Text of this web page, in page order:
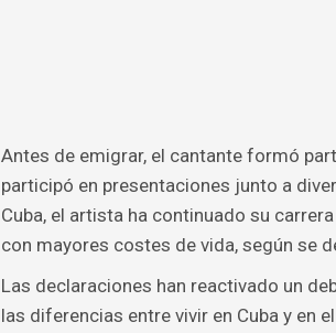
Antes de emigrar, el cantante formó
participó en presentaciones junto a
Cuba, el artista ha continuado su
con mayores costes de vida, según se
Las declaraciones han reactivado un
las diferencias entre vivir en Cuba y en